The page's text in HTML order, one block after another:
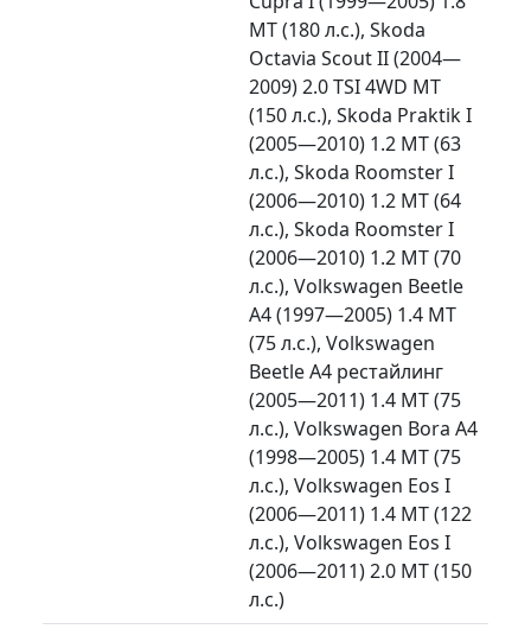
MT (180 л.с.), Skoda
Octavia Scout II (2004—
2009) 2.0 TSI 4WD MT
(150 л.с.), Skoda Praktik I
(2005—2010) 1.2 MT (63
л.с.), Skoda Roomster I
(2006—2010) 1.2 MT (64
л.с.), Skoda Roomster I
(2006—2010) 1.2 MT (70
л.с.), Volkswagen Beetle
A4 (1997—2005) 1.4 MT
(75 л.с.), Volkswagen
Beetle A4 рестайлинг
(2005—2011) 1.4 MT (75
л.с.), Volkswagen Bora A4
(1998—2005) 1.4 MT (75
л.с.), Volkswagen Eos I
(2006—2011) 1.4 MT (122
л.с.), Volkswagen Eos I
(2006—2011) 2.0 MT (150
л.с.)